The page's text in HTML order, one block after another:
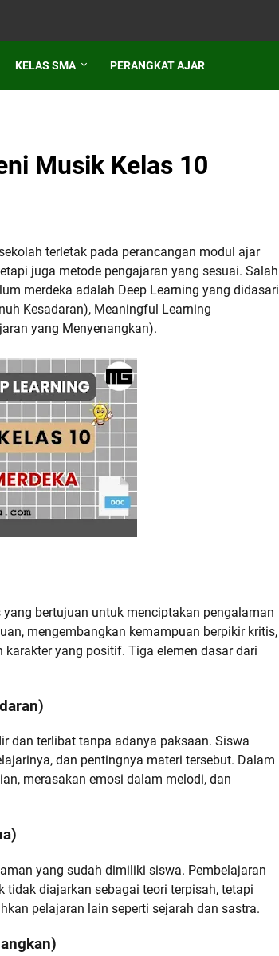
KELAS SMA PERANGKAT AJAR
Musik Kelas 10
terletak pada perancangan modul ajar
juga metode pengajaran yang sesuai. Salah
merdeka adalah Deep Learning yang didasari
Kesadaran), Meaningful Learning
yang Menyenangkan).
bertujuan untuk menciptakan pengalaman
mengembangkan kemampuan berpikir kritis,
yang positif. Tiga elemen dasar dari
dan terlibat tanpa adanya paksaan. Siswa
dan pentingnya materi tersebut. Dalam
merasakan emosi dalam melodi, dan
yang sudah dimiliki siswa. Pembelajaran
diajarkan sebagai teori terpisah, tetapi
pelajaran lain seperti sejarah dan sastra.